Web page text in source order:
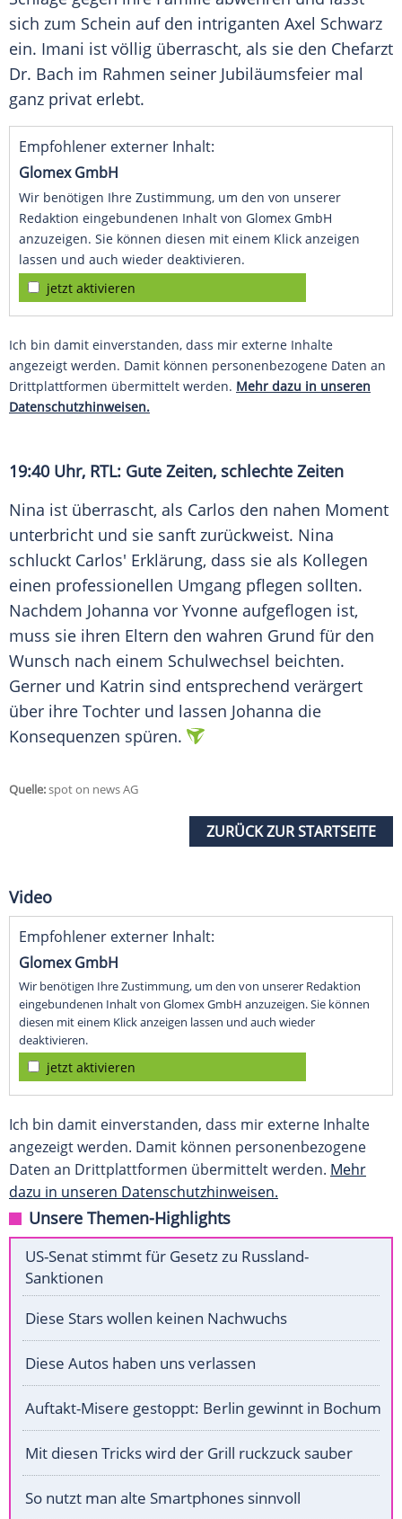
sich zum Schein auf den intriganten Axel Schwarz
ein. Imani ist völlig überrascht, als sie den Chefarzt
Dr. Bach im Rahmen seiner Jubiläumsfeier mal
ganz privat erlebt.
Empfohlener externer Inhalt:
Glomex GmbH
Wir benötigen Ihre Zustimmung, um den von unserer
Redaktion eingebundenen Inhalt von Glomex GmbH
anzuzeigen. Sie können diesen mit einem Klick anzeigen
lassen und auch wieder deaktivieren.
jetzt aktivieren
Ich bin damit einverstanden, dass mir externe Inhalte
angezeigt werden. Damit können personenbezogene Daten an
Drittplattformen übermittelt werden. Mehr dazu in unseren
Datenschutzhinweisen.
19:40 Uhr, RTL: Gute Zeiten, schlechte Zeiten
Nina ist überrascht, als Carlos den nahen Moment
unterbricht und sie sanft zurückweist. Nina
schluckt Carlos' Erklärung, dass sie als Kollegen
einen professionellen Umgang pflegen sollten.
Nachdem Johanna vor Yvonne aufgeflogen ist,
muss sie ihren Eltern den wahren Grund für den
Wunsch nach einem Schulwechsel beichten.
Gerner und Katrin sind entsprechend verärgert
über ihre Tochter und lassen Johanna die
Konsequenzen spüren.
Quelle:spot on news AG
ZURÜCK ZUR STARTSEITE
Video
Empfohlener externer Inhalt:
Glomex GmbH
Wir benötigen Ihre Zustimmung, um den von unserer Redaktion
eingebundenen Inhalt von Glomex GmbH anzuzeigen. Sie können
diesen mit einem Klick anzeigen lassen und auch wieder
deaktivieren.
jetzt aktivieren
Ich bin damit einverstanden, dass mir externe Inhalte
angezeigt werden. Damit können personenbezogene
Daten an Drittplattformen übermittelt werden. Mehr
dazu in unseren Datenschutzhinweisen.
Unsere Themen-Highlights
US-Senat stimmt für Gesetz zu Russland-
Sanktionen
Diese Stars wollen keinen Nachwuchs
Diese Autos haben uns verlassen
Auftakt-Misere gestoppt: Berlin gewinnt in Bochum
Mit diesen Tricks wird der Grill ruckzuck sauber
So nutzt man alte Smartphones sinnvoll